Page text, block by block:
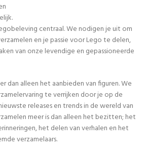
centraal. We nodigen je uit om
en je passie voor Lego te delen,
van onze levendige en gepassioneerde
dan alleen het aanbieden van figuren. We
te verrijken door je op de
releases en trends in de wereld van
meer is dan alleen het bezitten; het
het delen van verhalen en het
verzamelaars.